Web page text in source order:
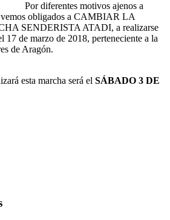
Por diferentes motivos ajenos a
vemos obligados a CAMBIAR LA
SENDERISTA ATADI, a realizarse
17 de marzo de 2018, perteneciente a la
de Aragón.
esta marcha será el SÁBADO 3 DE